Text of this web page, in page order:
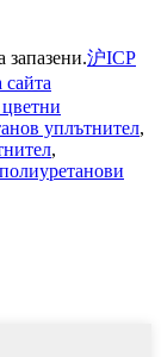
沪ICP
сайта
уплътнител,
,